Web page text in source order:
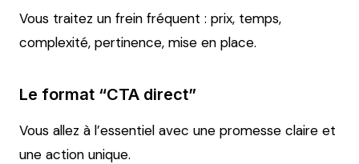
Vous traitez un frein fréquent : prix, temps,
complexité, pertinence, mise en place.
Le format “CTA direct”
Vous allez à l’essentiel avec une promesse claire et
une action unique.